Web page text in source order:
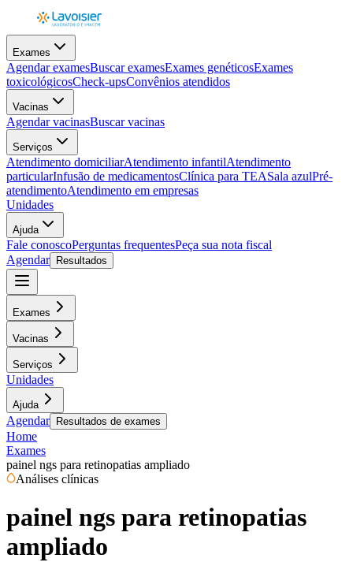
Exames
Agendar examesBuscar examesExames genéticosExames
toxicológicosCheck-upsConvênios atendidos
Vacinas
Agendar vacinasBuscar vacinas
Serviços
Atendimento domiciliarAtendimento infantilAtendimento
particularInfusão de medicamentosClínica para TEASala azulPré-
atendimentoAtendimento em empresas
Unidades
Ajuda
Fale conoscoPerguntas frequentesPeça sua nota fiscal
Agendar
Resultados
Exames
Vacinas
Serviços
Unidades
Ajuda
Agendar Resultados de exames
Home
Exames
painel ngs para retinopatias ampliado
Análises clínicas
painel ngs para retinopatias
ampliado